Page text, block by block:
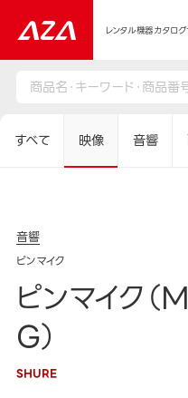
レンタル機器カタログ
すべて 映像 音響
音響
ピンマイク
ピンマイク
G）
SHURE